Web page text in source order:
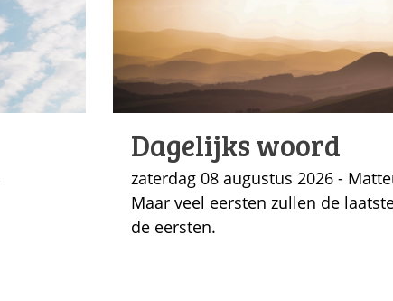
Dagelijks woord
zaterdag 08 augustus 2026 -
Maar veel eersten zullen de
de eersten.